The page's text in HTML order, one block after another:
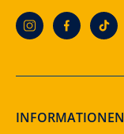
INFORMATIONEN